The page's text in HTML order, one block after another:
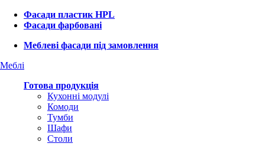
Фасади пластик HPL
Фасади фарбовані
Меблеві фасади під замовлення
Меблі
Готова продукція
Кухонні модулі
Комоди
Тумби
Шафи
Столи